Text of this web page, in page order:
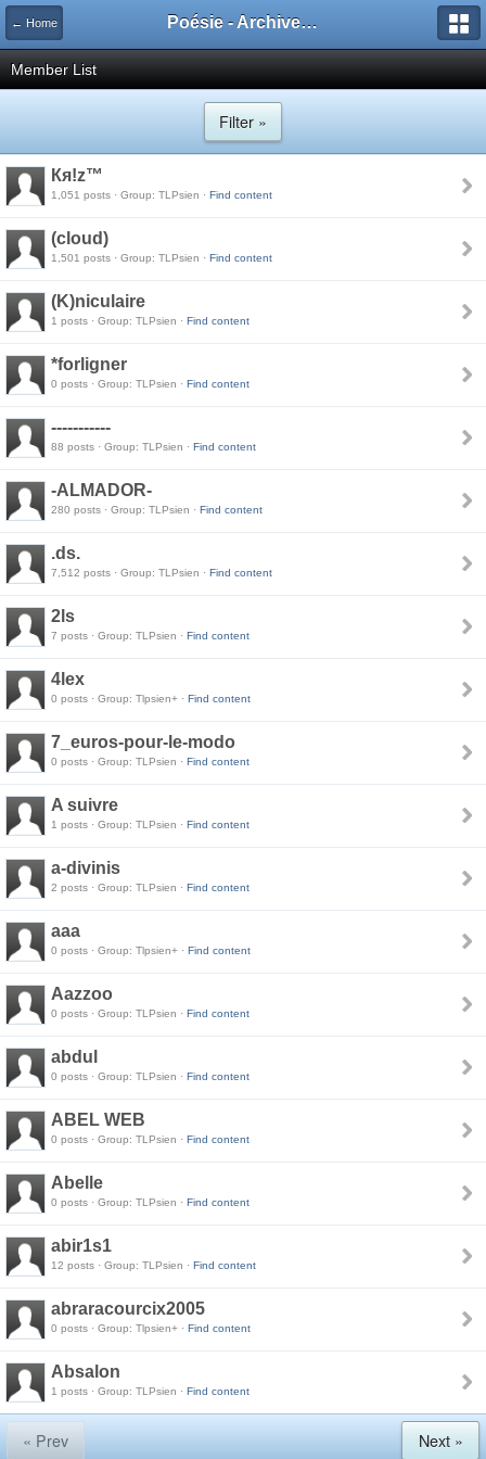
← Home Poésie - Archives de Toute La Poésie - 2005 - 2006
Member List
Filter »
Кя!z™
1,051 posts · Group: TLPsien · Find content
(cloud)
1,501 posts · Group: TLPsien · Find content
(K)niculaire
1 posts · Group: TLPsien · Find content
*forligner
0 posts · Group: TLPsien · Find content
-----------
88 posts · Group: TLPsien · Find content
-ALMADOR-
280 posts · Group: TLPsien · Find content
.ds.
7,512 posts · Group: TLPsien · Find content
2ls
7 posts · Group: TLPsien · Find content
4lex
0 posts · Group: Tlpsien+ · Find content
7_euros-pour-le-modo
0 posts · Group: TLPsien · Find content
A suivre
1 posts · Group: TLPsien · Find content
a-divinis
2 posts · Group: TLPsien · Find content
aaa
0 posts · Group: Tlpsien+ · Find content
Aazzoo
0 posts · Group: TLPsien · Find content
abdul
0 posts · Group: TLPsien · Find content
ABEL WEB
0 posts · Group: TLPsien · Find content
Abelle
0 posts · Group: TLPsien · Find content
abir1s1
12 posts · Group: TLPsien · Find content
abraracourcix2005
0 posts · Group: Tlpsien+ · Find content
Absalon
1 posts · Group: TLPsien · Find content
« Prev Next »